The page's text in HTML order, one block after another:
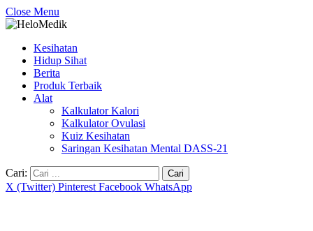
Close Menu
Kesihatan
Hidup Sihat
Berita
Produk Terbaik
Alat
Kalkulator Kalori
Kalkulator Ovulasi
Kuiz Kesihatan
Saringan Kesihatan Mental DASS-21
Cari:
X (Twitter) Pinterest Facebook WhatsApp